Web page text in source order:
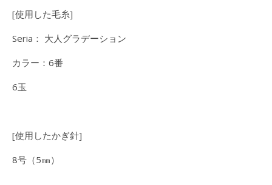
[使用した毛糸]
Seria： 大人グラデーション
カラー：6番
6玉
[使用したかぎ針]
8号（5㎜）